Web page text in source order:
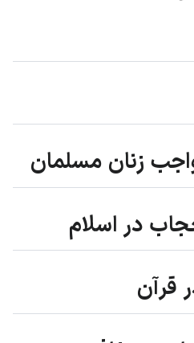
زنان مسلمان
در اسلام
قرآن